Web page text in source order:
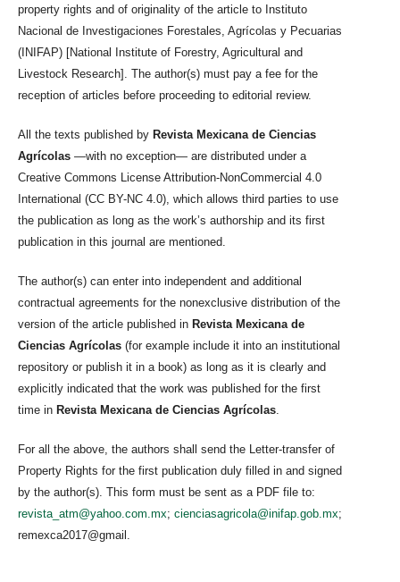
property rights and of originality of the article to Instituto
Nacional de Investigaciones Forestales, Agrícolas y Pecuarias
(INIFAP) [National Institute of Forestry, Agricultural and
Livestock Research]. The author(s) must pay a fee for the
reception of articles before proceeding to editorial review.
All the texts published by Revista Mexicana de Ciencias
Agrícolas —with no exception— are distributed under a
Creative Commons License Attribution-NonCommercial 4.0
International (CC BY-NC 4.0), which allows third parties to use
the publication as long as the work’s authorship and its first
publication in this journal are mentioned.
The author(s) can enter into independent and additional
contractual agreements for the nonexclusive distribution of the
version of the article published in Revista Mexicana de
Ciencias Agrícolas (for example include it into an institutional
repository or publish it in a book) as long as it is clearly and
explicitly indicated that the work was published for the first
time in Revista Mexicana de Ciencias Agrícolas
For all the above, the authors shall send the Letter-transfer of
Property Rights for the first publication duly filled in and signed
by the author(s). This form must be sent as a PDF file to:
revista_atm@yahoo.com.mx; cienciasagricola@inifap.gob.mx;
remexca2017@gmail.